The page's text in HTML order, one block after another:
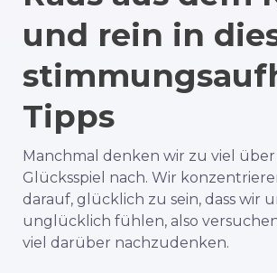
und rein in
Tipps
Manchmal denken wir zu viel über
Glücksspiel nach. Wir
darauf, glücklich zu sein, dass wir
unglücklich fühlen, also
viel darüber nachzudenken.